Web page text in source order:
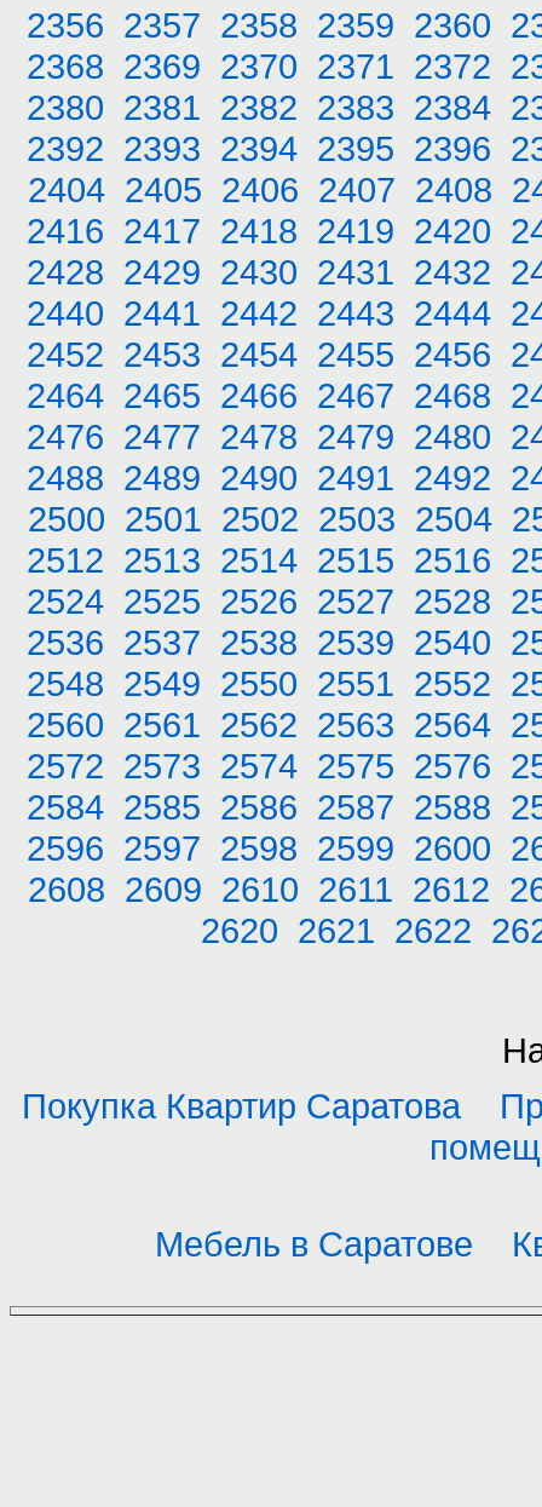
2356 2357 2358 2359 2360
2368 2369 2370 2371 2372
2380 2381 2382 2383 2384
2392 2393 2394 2395 2396
2404 2405 2406 2407 2408
2416 2417 2418 2419 2420
2428 2429 2430 2431 2432
2440 2441 2442 2443 2444
2452 2453 2454 2455 2456
2464 2465 2466 2467 2468
2476 2477 2478 2479 2480
2488 2489 2490 2491 2492
2500 2501 2502 2503 2504
2512 2513 2514 2515 2516
2524 2525 2526 2527 2528
2536 2537 2538 2539 2540
2548 2549 2550 2551 2552
2560 2561 2562 2563 2564
2572 2573 2574 2575 2576
2584 2585 2586 2587 2588
2596 2597 2598 2599 2600
2608 2609 2610 2611 2612
2620 2621 2622
Покупка Квартир Саратова
Мебель в Саратове